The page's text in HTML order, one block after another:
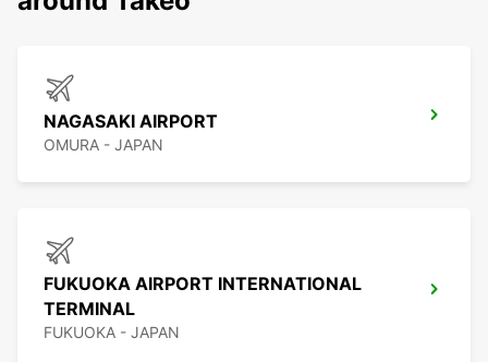
NAGASAKI AIRPORT
OMURA - JAPAN
FUKUOKA AIRPORT INTERNATIONAL
TERMINAL
FUKUOKA - JAPAN